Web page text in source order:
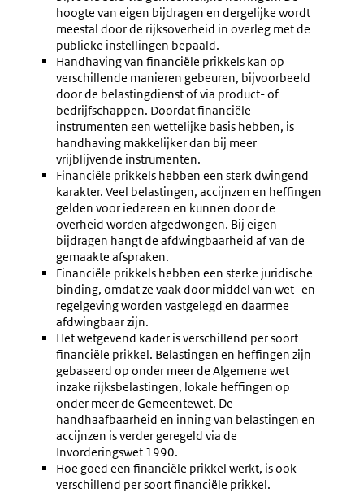
hoogte van eigen bijdragen en dergelijke wordt
meestal door de rijksoverheid in overleg met de
publieke instellingen bepaald.
Handhaving van financiële prikkels kan op
verschillende manieren gebeuren, bijvoorbeeld
door de belastingdienst of via product- of
bedrijfschappen. Doordat financiële
instrumenten een wettelijke basis hebben, is
handhaving makkelijker dan bij meer
vrijblijvende instrumenten.
Financiële prikkels hebben een sterk dwingend
karakter. Veel belastingen, accijnzen en heffingen
gelden voor iedereen en kunnen door de
overheid worden afgedwongen. Bij eigen
bijdragen hangt de afdwingbaarheid af van de
gemaakte afspraken.
Financiële prikkels hebben een sterke juridische
binding, omdat ze vaak door middel van wet- en
regelgeving worden vastgelegd en daarmee
afdwingbaar zijn.
Het wetgevend kader is verschillend per soort
financiële prikkel. Belastingen en heffingen zijn
gebaseerd op onder meer de Algemene wet
inzake rijksbelastingen, lokale heffingen op
onder meer de Gemeentewet. De
handhaafbaarheid en inning van belastingen en
accijnzen is verder geregeld via de
Invorderingswet 1990.
Hoe goed een financiële prikkel werkt, is ook
verschillend per soort financiële prikkel.